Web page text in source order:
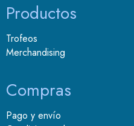
Productos
Trofeos
Merchandising
Compras
Pago y envío